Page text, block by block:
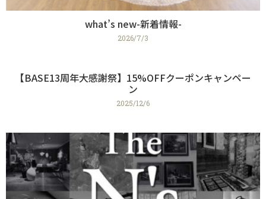
what’s new-新着情報-
2026/7/3
【BASE13周年大感謝祭】15%OFFクーポンキャンペー
ン
2025/12/6